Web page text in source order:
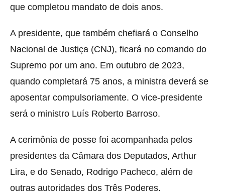
que completou mandato de dois anos.
A presidente, que também chefiará o Conselho
Nacional de Justiça (CNJ), ficará no comando do
Supremo por um ano. Em outubro de 2023,
quando completará 75 anos, a ministra deverá se
aposentar compulsoriamente. O vice-presidente
será o ministro Luís Roberto Barroso.
A cerimônia de posse foi acompanhada pelos
presidentes da Câmara dos Deputados, Arthur
Lira, e do Senado, Rodrigo Pacheco, além de
outras autoridades dos Três Poderes.